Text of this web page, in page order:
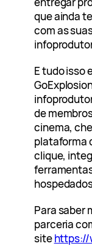
que ainda
com as
E tudo isso
de
cinema,
plataforma
clique,
Para saber
parceria
sitehttps://